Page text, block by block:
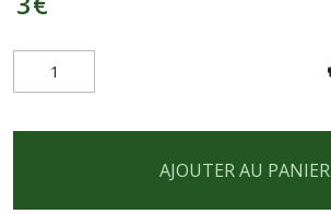
AJOUTER AU PANIER